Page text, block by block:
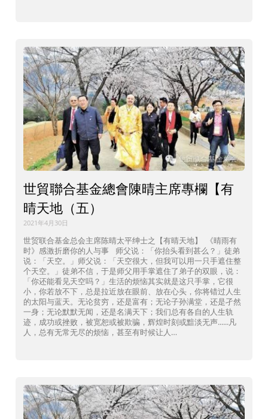
世貿聯合基金總會陳晴主席專欄【有
晴天地（五）
2021年4月30日
世贸联合基金总会主席陈晴太平绅士之【有晴天地】 《晴雨有
时》感激折磨你的人与事 师父说：「你抬头看到甚么？」徒弟
说：「天空。」师父说：「天空很大，但我可以用一只手遮住整
个天空。」徒弟不信，于是师父用手掌遮住了弟子的双眼，说：
「你还能看见天空吗？」生活的烦恼其实就是这只手掌，它很
小，你若放不下，总是拉近放在眼前、放在心头，你将错过人生
的太阳与蓝天。无论贫穷，还是富有；无论子孙满堂，还是孑然
一身；无论默默无闻，还是名满天下；我们总有各自的人生轨
迹，成功或挫败，被宽恕或被欺骗，辉煌时刻或黯淡无声......凡
人，总有无常无尽的烦恼，甚至有时候让人…